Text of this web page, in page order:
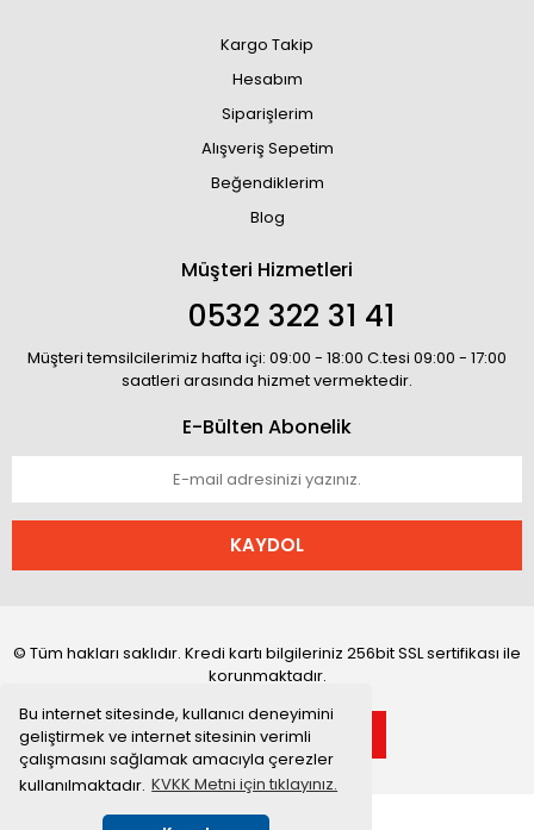
Bu internet sitesinde, kullanıcı deneyimini
geliştirmek ve internet sitesinin verimli
çalışmasını sağlamak amacıyla çerezler
kullanılmaktadır. KVKK Metni için tıklayınız.
Kargo Takip
Hesabım
Siparişlerim
Alışveriş Sepetim
Beğendiklerim
Blog
Müşteri Hizmetleri
0532 322 31 41
Müşteri temsilcilerimiz hafta içi: 09:00 - 18:00 C.tesi 09:00 - 17:00
saatleri arasında hizmet vermektedir.
E-Bülten Abonelik
KAYDOL
© Tüm hakları saklıdır. Kredi kartı bilgileriniz 256bit SSL sertifikası ile
korunmaktadır.